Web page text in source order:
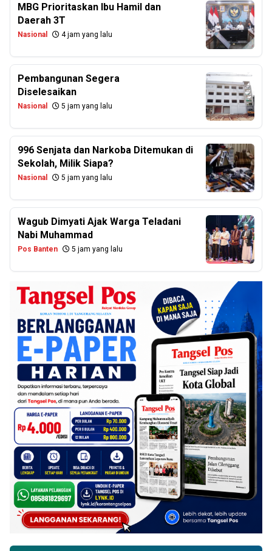
MBG Prioritaskan Ibu Hamil dan
Daerah 3T
Nasional 4 jam yang lalu
Pembangunan Segera
Diselesaikan
Nasional 5 jam yang lalu
996 Senjata dan Narkoba Ditemukan di
Sekolah, Milik Siapa?
Nasional 5 jam yang lalu
Wagub Dimyati Ajak Warga Teladani
Nabi Muhammad
Pos Banten 5 jam yang lalu